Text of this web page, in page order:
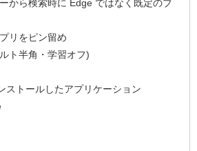
から検索時に Edge ではなく既定のブ
リをピン留め
ト半角・学習オフ)
ストールしたアプリケーション